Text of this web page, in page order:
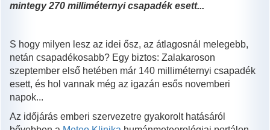
mintegy 270 milliméternyi csapadék esett...
S hogy milyen lesz az idei ősz, az átlagosnál melegebb,
netán csapadékosabb? Egy biztos: Zalakaroson
szeptember első hetében már 140 milliméternyi csapadék
esett, és hol vannak még az igazán esős novemberi
napok...
Az időjárás emberi szervezetre gyakorolt hatásáról